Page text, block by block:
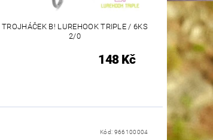
TROJHÁČEK B! LUREHOOK TRIPLE / 6KS
2/0
148 Kč
Kód: 966100004